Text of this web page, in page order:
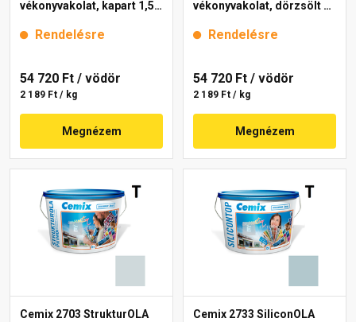
vékonyvakolat, kapart 1,5
Rendelésre
54 720 Ft / vödör
2 189 Ft / kg
Megnézem
vékonyvakolat, dörzsölt 2
Rendelésre
54 720 Ft / vödör
2 189 Ft / kg
Megnézem
Cemix 2703 StrukturOLA
Cemix 2733 SiliconOLA